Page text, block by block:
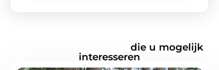
die u mogelijk
interesseren